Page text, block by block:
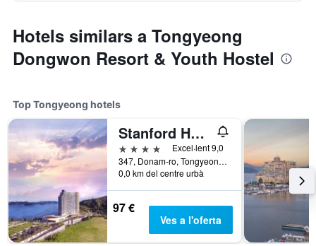
Hotels similars a Tongyeong
Dongwon Resort & Youth Hostel
Top Tongyeong hotels
Stanford Hotel and Resort Tongyeong
4 estrelles
Excel·lent 9,0
347, Donam-ro, Tongyeong, Corea del Sud
0,0 km del centre urbà
97 €
Ves a l'oferta